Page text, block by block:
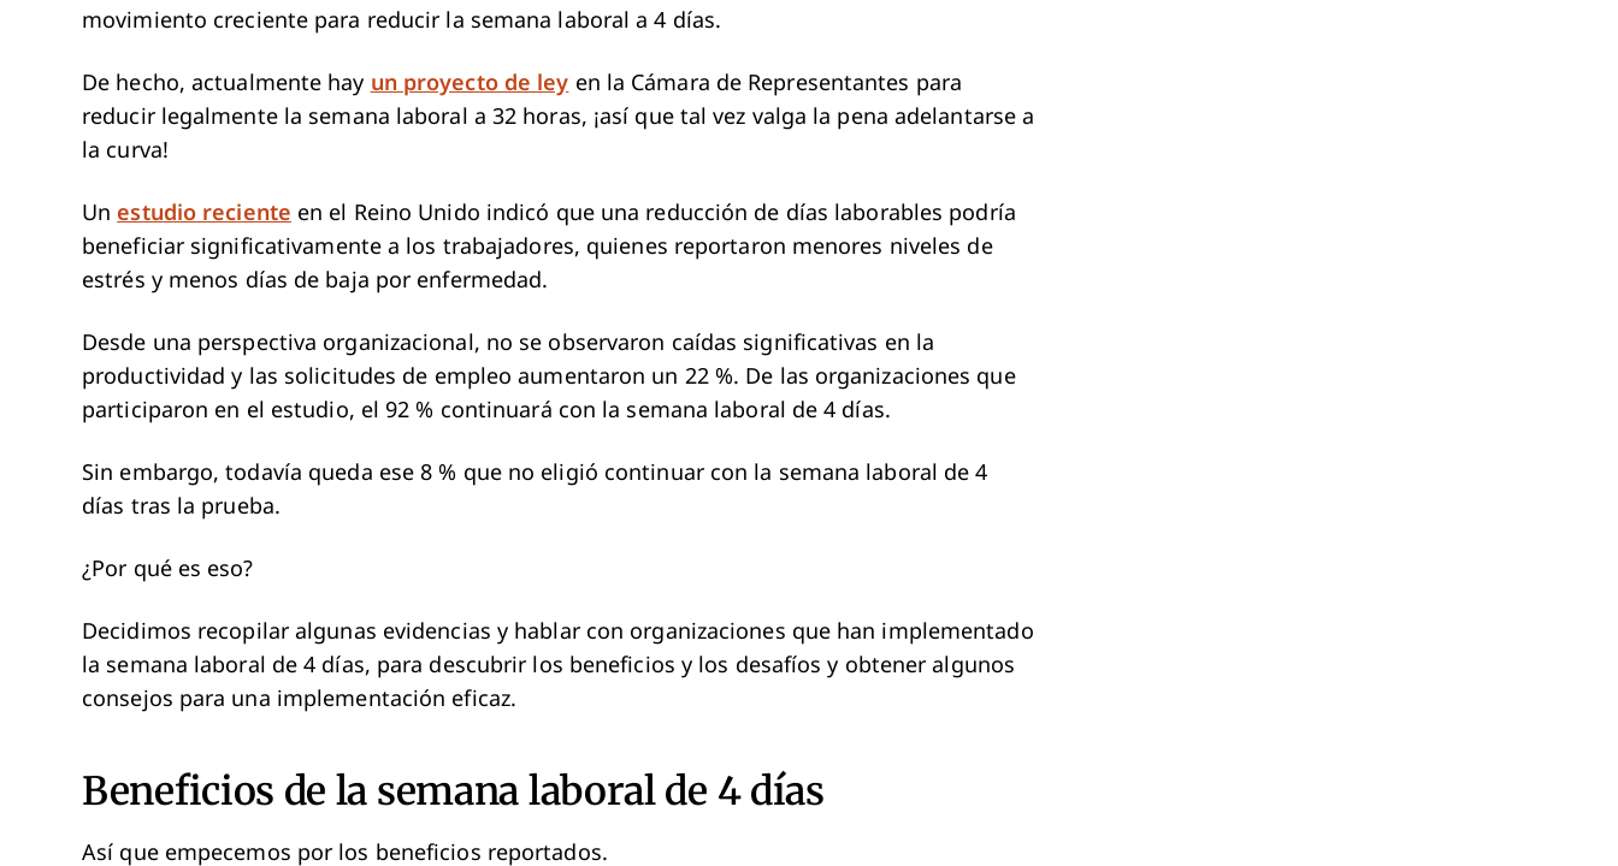
movimiento creciente para reducir la semana laboral a 4 días.
De hecho, actualmente hay un proyecto de ley en la Cámara de Representantes para
reducir legalmente la semana laboral a 32 horas, ¡así que tal vez valga la pena adelantarse a
la curva!
Un estudio reciente en el Reino Unido indicó que una reducción de días laborables podría
beneficiar significativamente a los trabajadores, quienes reportaron menores niveles de
estrés y menos días de baja por enfermedad.
Desde una perspectiva organizacional, no se observaron caídas significativas en la
productividad y las solicitudes de empleo aumentaron un 22 %. De las organizaciones que
participaron en el estudio, el 92 % continuará con la semana laboral de 4 días.
Sin embargo, todavía queda ese 8 % que no eligió continuar con la semana laboral de 4
días tras la prueba.
¿Por qué es eso?
Decidimos recopilar algunas evidencias y hablar con organizaciones que han implementado
la semana laboral de 4 días, para descubrir los beneficios y los desafíos y obtener algunos
consejos para una implementación eficaz.
Beneficios de la semana laboral de 4 días
Así que empecemos por los beneficios reportados.